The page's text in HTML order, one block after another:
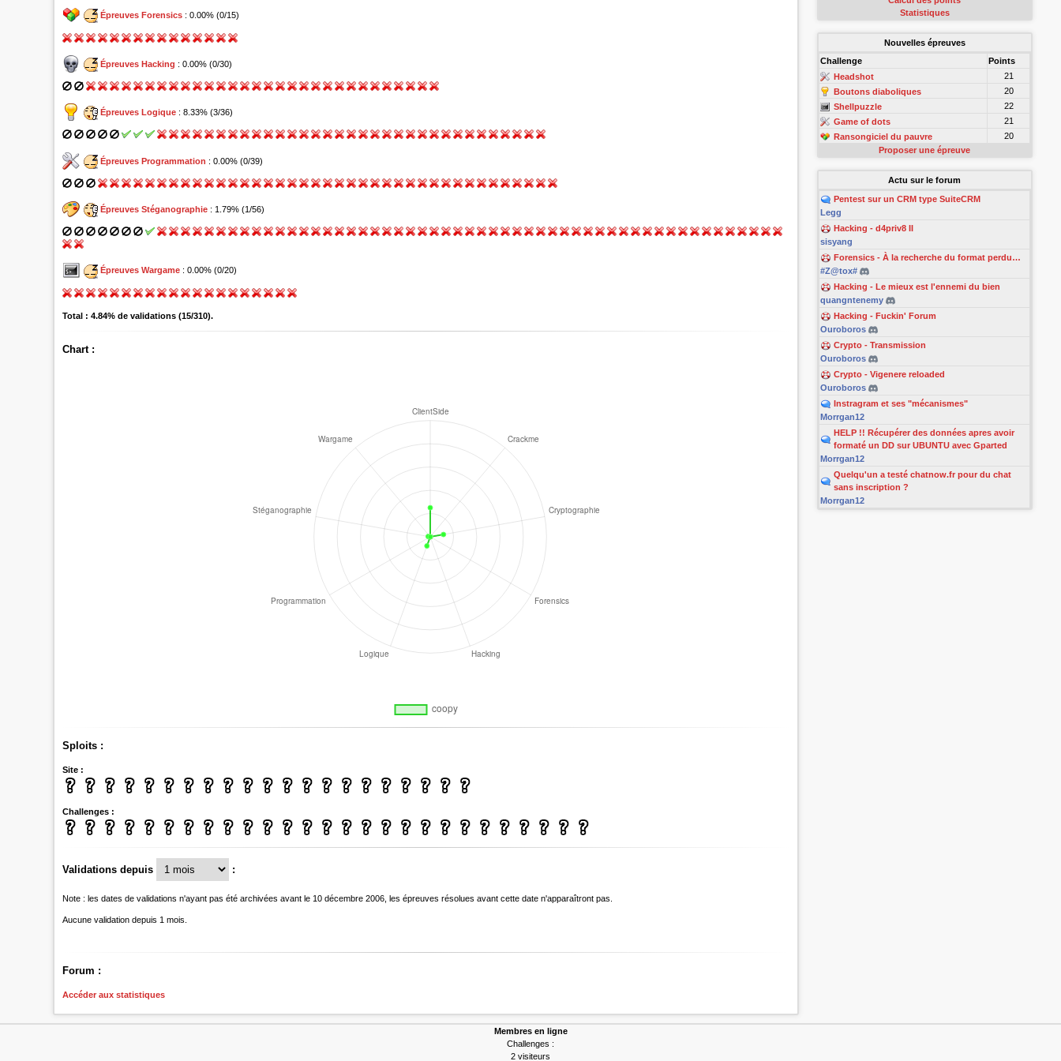
Épreuves Forensics : 0.00% (0/15)
Épreuves Hacking : 0.00% (0/30)
Épreuves Logique : 8.33% (3/36)
Épreuves Programmation : 0.00% (0/39)
Épreuves Stéganographie : 1.79% (1/56)
Épreuves Wargame : 0.00% (0/20)
Total : 4.84% de validations (15/310).
Chart :
Sploits :
Site :
Challenges :
Validations depuis :
Note : les dates de validations n'ayant pas été archivées avant le 10 décembre 2006, les épreuves résolues avant cette date n'apparaîtront pas.
Aucune validation depuis 1 mois.
Forum :
Accéder aux statistiques
Statistiques
Nouvelles épreuves
Challenge
Points
Headshot
21
Boutons diaboliques
20
Shellpuzzle
22
Game of dots
21
Ransongiciel du pauvre
20
Proposer une épreuve
Actu sur le forum
Pentest sur un CRM type SuiteCRM
Legg
Hacking - d4priv8 II
sisyang
Forensics - À la recherche du format perdu…
#Z@tox#
Hacking - Le mieux est l'ennemi du bien
quangntenemy
Hacking - Fuckin' Forum
Ouroboros
Crypto - Transmission
Ouroboros
Crypto - Vigenere reloaded
Ouroboros
Instragram et ses "mécanismes"
Morrgan12
HELP !! Récupérer des données apres avoir
formaté un DD sur UBUNTU avec Gparted
Morrgan12
Quelqu'un a testé chatnow.fr pour du chat
sans inscription ?
Morrgan12
Membres en ligne
Challenges :
2 visiteurs